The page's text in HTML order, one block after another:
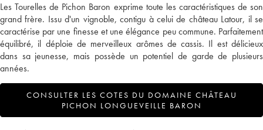
Les Tourelles de Pichon Baron exprime toute les caractéristiques de son
grand frère. Issu d'un vignoble, contigu à celui de château Latour, il se
caractérise par une finesse et une élégance peu commune. Parfaitement
équilibré, il déploie de merveilleux arômes de cassis. Il est délicieux
dans sa jeunesse, mais possède un potentiel de garde de plusieurs
années.
CONSULTER LES COTES DU DOMAINE CHÂTEAU
PICHON LONGUEVEILLE BARON